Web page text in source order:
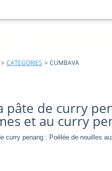
> CATEGORIES > CUMBAVA
pâte de curry
et au curry